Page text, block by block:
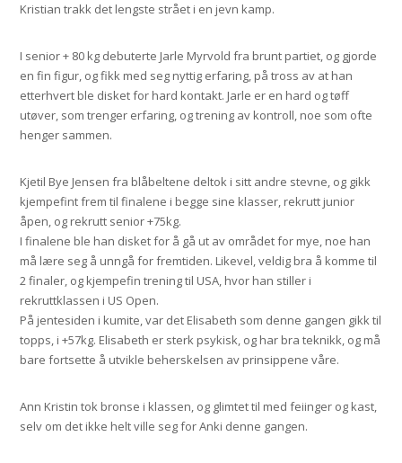
Kristian trakk det lengste strået i en jevn kamp.
I senior + 80 kg debuterte Jarle Myrvold fra brunt partiet, og gjorde
en fin figur, og fikk med seg nyttig erfaring, på tross av at han
etterhvert ble disket for hard kontakt. Jarle er en hard og tøff
utøver, som trenger erfaring, og trening av kontroll, noe som ofte
henger sammen.
Kjetil Bye Jensen fra blåbeltene deltok i sitt andre stevne, og gikk
kjempefint frem til finalene i begge sine klasser, rekrutt junior
åpen, og rekrutt senior +75kg.
I finalene ble han disket for å gå ut av området for mye, noe han
må lære seg å unngå for fremtiden. Likevel, veldig bra å komme til
2 finaler, og kjempefin trening til USA, hvor han stiller i
rekruttklassen i US Open.
På jentesiden i kumite, var det Elisabeth som denne gangen gikk til
topps, i +57kg. Elisabeth er sterk psykisk, og har bra teknikk, og må
bare fortsette å utvikle beherskelsen av prinsippene våre.
Ann Kristin tok bronse i klassen, og glimtet til med feiinger og kast,
selv om det ikke helt ville seg for Anki denne gangen.